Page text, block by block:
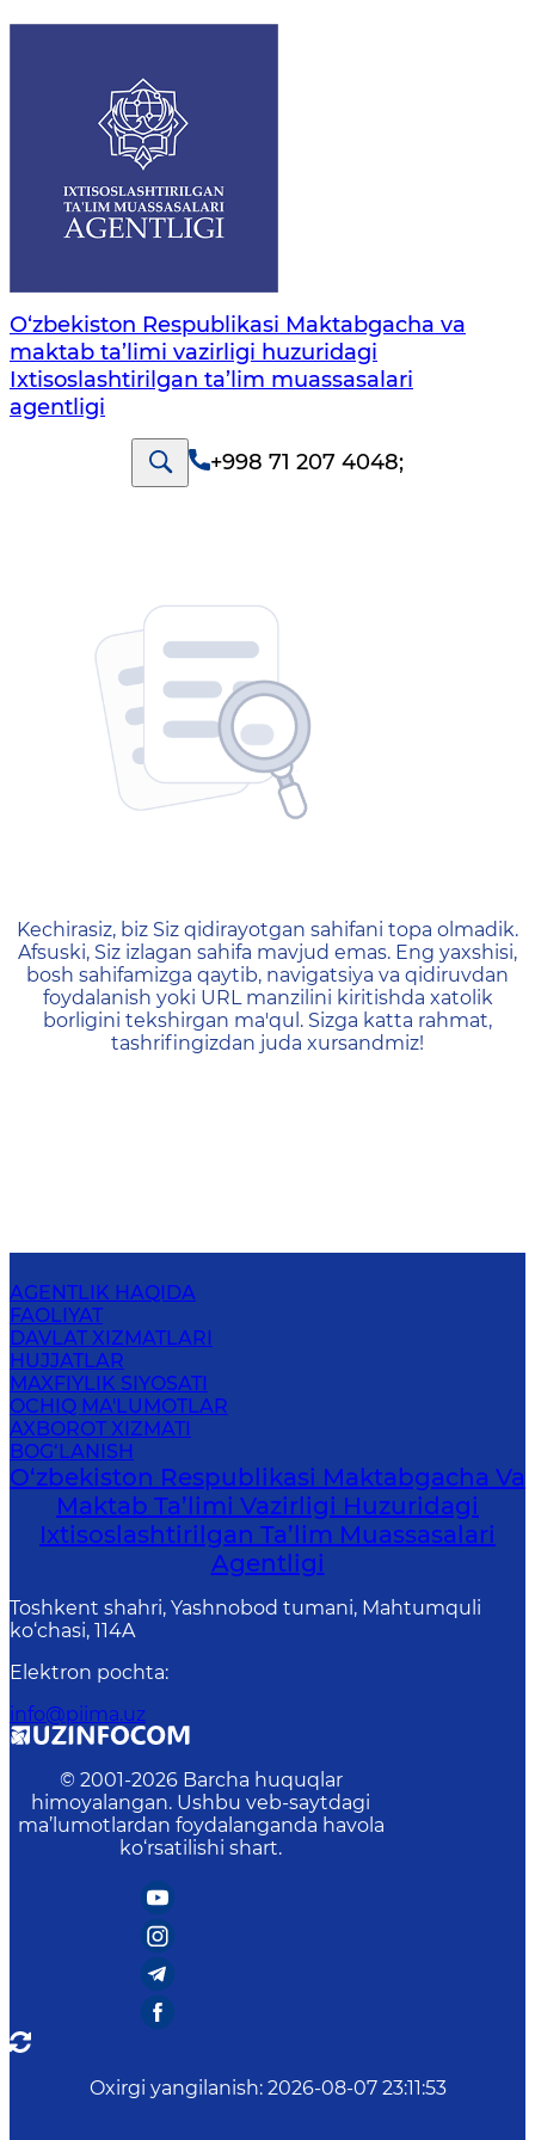
O‘zbekiston Respublikasi Maktabgacha va
maktab ta’limi vazirligi huzuridagi
Ixtisoslashtirilgan ta’lim muassasalari
agentligi
+998 71 207 4048;
404 — Страница не
Kechirasiz, biz Siz qidirayotgan sahifani topa olmadik.
Afsuski, Siz izlagan sahifa mavjud emas. Eng yaxshisi,
bosh sahifamizga qaytib, navigatsiya va qidiruvdan
foydalanish yoki URL manzilini kiritishda xatolik
borligini tekshirgan ma'qul. Sizga katta rahmat,
tashrifingizdan juda xursandmiz!
AGENTLIK HAQIDA
FAOLIYAT
DAVLAT XIZMATLARI
HUJJATLAR
MAXFIYLIK SIYOSATI
OCHIQ MA'LUMOTLAR
AXBOROT XIZMATI
BOG‘LANISH
O‘zbekiston Respublikasi Maktabgacha Va
Maktab Ta’limi Vazirligi Huzuridagi
Ixtisoslashtirilgan Ta’lim Muassasalari
Agentligi
Toshkent shahri, Yashnobod tumani, Mahtumquli
ko‘chasi, 114A
Elektron pochta:
info@piima.uz
© 2001-2026 Barcha huquqlar
himoyalangan. Ushbu veb-saytdagi
ma’lumotlardan foydalanganda havola
ko‘rsatilishi shart.
Oxirgi yangilanish: 2026-08-07 23:11:53